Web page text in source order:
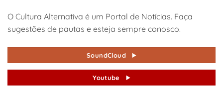
O Cultura Alternativa é um Portal de Notícias. Faça
sugestões de pautas e esteja sempre conosco.
SoundCloud
Youtube